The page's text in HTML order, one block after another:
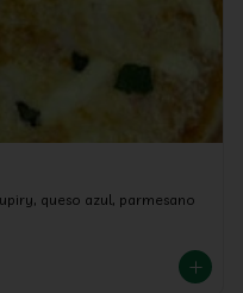
queso azul, parmesano